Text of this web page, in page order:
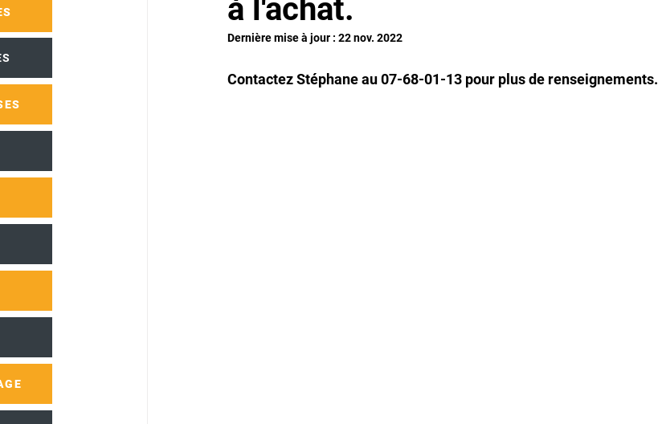
à l'achat.
Dernière mise à jour : 22 nov. 2022
Contactez Stéphane au 07-68-01-13 pour plus de renseignements.